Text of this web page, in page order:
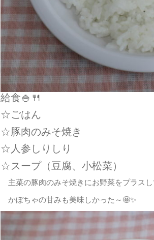
給食🍚🍴
☆ごはん
☆豚肉のみそ焼き
☆人参しりしり
☆スープ（豆腐、小松菜）
主菜の豚肉のみそ焼きにお野菜をプラス
かぼちゃの甘みも美味しかった～🤩✨